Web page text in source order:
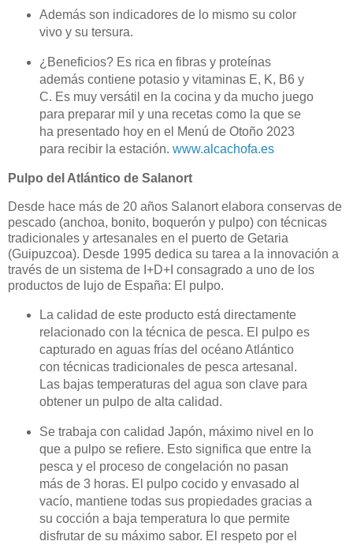
Además son indicadores de lo mismo su color
vivo y su tersura.
¿Beneficios? Es rica en fibras y proteínas
además contiene potasio y vitaminas E, K, B6 y
C. Es muy versátil en la cocina y da mucho juego
para preparar mil y una recetas como la que se
ha presentado hoy en el Menú de Otoño 2023
para recibir la estación. www.alcachofa.es
Pulpo del Atlántico de Salanort
Desde hace más de 20 años Salanort elabora conservas de
pescado (anchoa, bonito, boquerón y pulpo) con técnicas
tradicionales y artesanales en el puerto de Getaria
(Guipuzcoa). Desde 1995 dedica su tarea a la innovación a
través de un sistema de I+D+I consagrado a uno de los
productos de lujo de España: El pulpo.
La calidad de este producto está directamente
relacionado con la técnica de pesca. El pulpo es
capturado en aguas frías del océano Atlántico
con técnicas tradicionales de pesca artesanal.
Las bajas temperaturas del agua son clave para
obtener un pulpo de alta calidad.
Se trabaja con calidad Japón, máximo nivel en lo
que a pulpo se refiere. Esto significa que entre la
pesca y el proceso de congelación no pasan
más de 3 horas. El pulpo cocido y envasado al
vacío, mantiene todas sus propiedades gracias a
su cocción a baja temperatura lo que permite
disfrutar de su máximo sabor. El respeto por el